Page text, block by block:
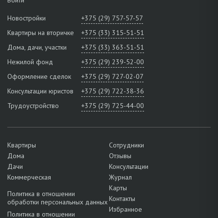
Новостройки
+375 (29) 757-57-57
Квартиры на вторичке
+375 (33) 315-51-51
Дома, дачи, участки
+375 (33) 363-51-51
Нежилой фонд
+375 (29) 239-52-00
Оформление сделок
+375 (29) 727-02-07
Консультации юристов
+375 (29) 722-38-36
Трудоустройство
+375 (29) 725-44-00
Квартиры
Дома
Дачи
Коммерческая
Политика в отношении
обработки персональных данных
Политика в отношении
Сотрудники
Отзывы
Консультации
Журнал
Карты
Контакты
Избранное